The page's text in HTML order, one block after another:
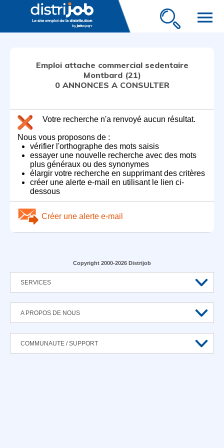
menu
Emploi attache commercial sedentaire
Montbard (21)
0 ANNONCES A CONSULTER
Votre recherche n'a renvoyé aucun résultat.
Nous vous proposons de :
vérifier l'orthographe des mots saisis
essayer une nouvelle recherche avec des mots
plus généraux ou des synonymes
élargir votre recherche en supprimant des critères
créer une alerte e-mail en utilisant le lien ci-
dessous
Créer une alerte e-mail
Copyright 2000-2026 Distrijob
SERVICES
A PROPOS DE NOUS
COMMUNAUTE / SUPPORT